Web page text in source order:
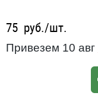
75 руб./шт.
Привезем 10 авг